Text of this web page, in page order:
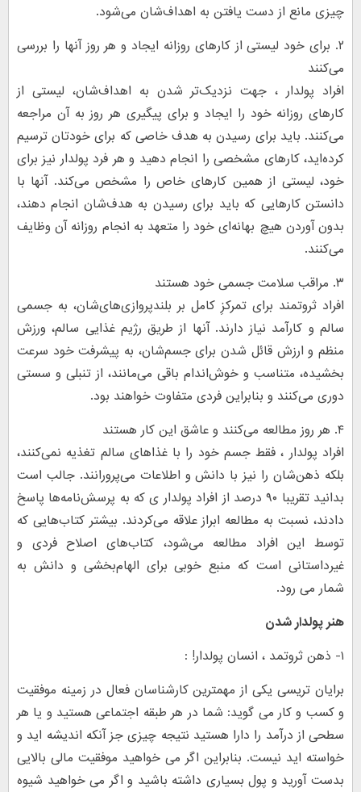
چیزی مانع از دست یافتن به اهداف‌شان می‌شود.
۲. برای خود لیستی از کارهای روزانه ایجاد و هر روز آنها را بررسی
می‌کنند
افراد پولدار ، جهت نزدیک‌تر شدن به اهداف‌شان، لیستی از
کارهای روزانه خود را ایجاد و برای پیگیری هر روز به آن مراجعه
می‌کنند. باید برای رسیدن به هدف خاصی که برای خودتان ترسیم
کرده‌اید، کارهای مشخصی را انجام دهید و هر فرد پولدار نیز برای
خود، لیستی از همین کارهای خاص را مشخص می‌کند. آنها با
دانستن کارهایی که باید برای رسیدن به هدف‌شان انجام دهند،
بدون آوردن هیچ بهانه‌ای خود را متعهد به انجام روزانه آن وظایف
می‌کنند.
۳. مراقب سلامت جسمی خود هستند
افراد ثروتمند برای تمرکزِ کامل بر بلندپروازی‌های‌شان، به جسمی
سالم و کارآمد نیاز دارند. آنها از طریق رژیم غذایی سالم، ورزش
منظم و ارزش قائل شدن برای جسم‌شان، به پیشرفت خود سرعت
بخشیده، متناسب و خوش‌اندام باقی می‌مانند، از تنبلی و سستی
دوری می‌کنند و بنابراین فردی متفاوت خواهند بود.
۴. هر روز مطالعه می‌کنند و عاشق این کار هستند
افراد پولدار ، فقط جسم خود را با غذاهای سالم تغذیه نمی‌کنند،
بلکه ذهن‌شان را نیز با دانش و اطلاعات می‌پرورانند. جالب است
بدانید تقریبا ۹۰ درصد از افراد پولدار ی که به پرسش‌نامه‌ها پاسخ
دادند، نسبت به مطالعه ابراز علاقه می‌کردند. بیشتر کتاب‌هایی که
توسط این افراد مطالعه می‌شود، کتاب‌های اصلاح فردی و
غیرداستانی است که منبع خوبی برای الهام‌بخشی و دانش به
شمار می رود.
هنر پولدار شدن
۱- ذهن ثروتمد ، انسان پولدار! :
برایان تریسی یکی از مهمترین کارشناسان فعال در زمینه موفقیت
و کسب و کار می گوید: شما در هر طبقه اجتماعی هستید و یا هر
سطحی از درآمد را دارا هستید نتیجه چیزی جز آنکه اندیشه اید و
خواسته اید نیست. بنابراین اگر می خواهید موفقیت مالی بالایی
بدست آورید و پول بسیاری داشته باشید و اگر می خواهید شیوه